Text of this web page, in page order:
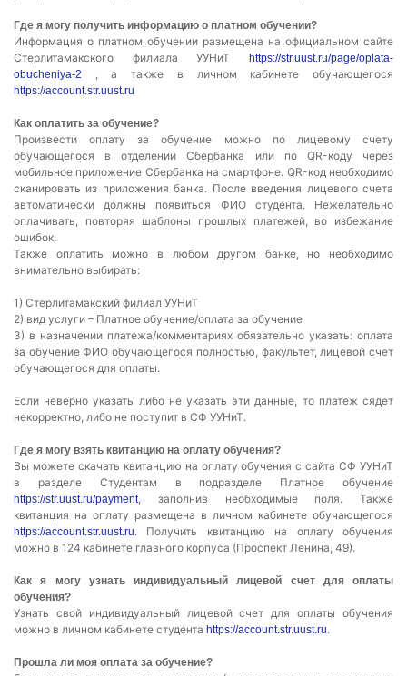
Где я могу получить информацию о платном обучении?
Информация о платном обучении размещена на официальном сайте
Стерлитамакского филиала УУНиТ
https://str.uust.ru/page/oplata-
obucheniya-2
, а также в личном кабинете обучающегося
https://account.str.uust.ru
Как оплатить за обучение?
Произвести оплату за обучение можно по лицевому счету
обучающегося в отделении Сбербанка или по QR-коду через
мобильное приложение Сбербанка на смартфоне. QR-код необходимо
сканировать из приложения банка. После введения лицевого счета
автоматически должны появиться ФИО студента. Нежелательно
оплачивать, повторяя шаблоны прошлых платежей, во избежание
ошибок.
Также оплатить можно в любом другом банке, но необходимо
внимательно выбирать:
1) Стерлитамакский филиал УУНиТ
2) вид услуги – Платное обучение/оплата за обучение
3) в назначении платежа/комментариях обязательно указать: оплата
за обучение ФИО обучающегося полностью, факультет, лицевой счет
обучающегося для оплаты.
Если неверно указать либо не указать эти данные, то платеж сядет
некорректно, либо не поступит в СФ УУНиТ.
Где я могу взять квитанцию на оплату обучения?
Вы можете скачать квитанцию на оплату обучения с сайта СФ УУНиТ
в разделе Студентам в подразделе Платное обучение
https://str.uust.ru/payment, заполнив необходимые поля. Также
квитанция на оплату размещена в личном кабинете обучающегося
https://account.str.uust.ru. Получить квитанцию на оплату обучения
можно в 124 кабинете главного корпуса (Проспект Ленина, 49).
Как я могу узнать индивидуальный лицевой счет для оплаты
обучения?
Узнать свой индивидуальный лицевой счет для оплаты обучения
можно в личном кабинете студента https://account.str.uust.ru.
Прошла ли моя оплата за обучение?